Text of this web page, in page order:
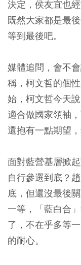
決定，侯友宜也
既然大家都是最
等到最後吧。
媒體追問，會不
稱，柯文哲的個
始，柯文哲今天
適合做國家領袖
還抱有一點期望
面對藍營基層掀
自行參選到底？
底，但還沒最後
一等，「藍白合
了，不在乎多等
的耐心。